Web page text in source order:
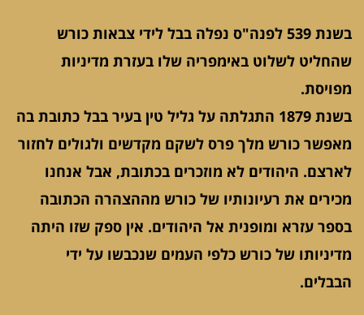
בשנת 539 לפנה"ס נפלה בבל לידי צבאות כורש
שהחליט לשלוט באימפריה שלו בעזרת מדיניות
מפויסת.
בשנת 1879 התגלתה על גליל טין בעיר בבל כתובת בה
מאפשר כורש מלך פרס לשקם מקדשים ולגולים לחזור
לארצם. היהודים לא מוזכרים בכתובת, אבל אנחנו
מכירים את רעיונותיו של כורש מההצהרה הכתובה
בספר עזרא ומופנית אל היהודים. אין ספק שזו היתה
מדיניותו של כורש כלפי העמים שנכבשו על ידי
הבבלים.